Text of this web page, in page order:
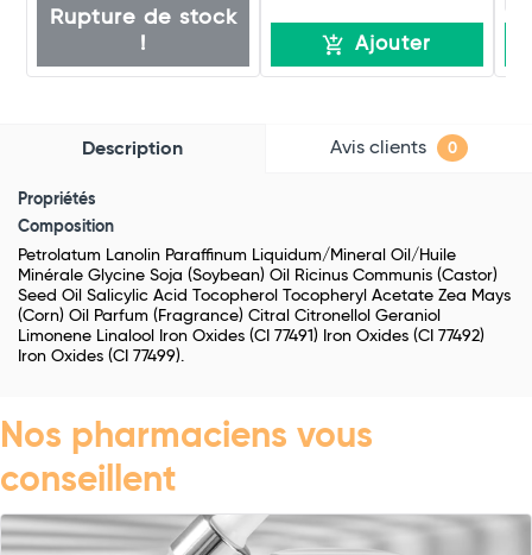
Rupture de stock
!
Ajouter
Description Avis clients 0
Propriétés
Composition
Petrolatum Lanolin Paraffinum Liquidum/Mineral Oil/Huile
Minérale Glycine Soja (Soybean) Oil Ricinus Communis (Castor)
Seed Oil Salicylic Acid Tocopherol Tocopheryl Acetate Zea Mays
(Corn) Oil Parfum (Fragrance) Citral Citronellol Geraniol
Limonene Linalool Iron Oxides (CI 77491) Iron Oxides (CI 77492)
Iron Oxides (CI 77499).
Nos pharmaciens vous
conseillent